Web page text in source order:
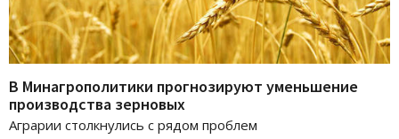
В Минагрополитики прогнозируют уменьшение
производства зерновых
Аграрии столкнулись с рядом проблем